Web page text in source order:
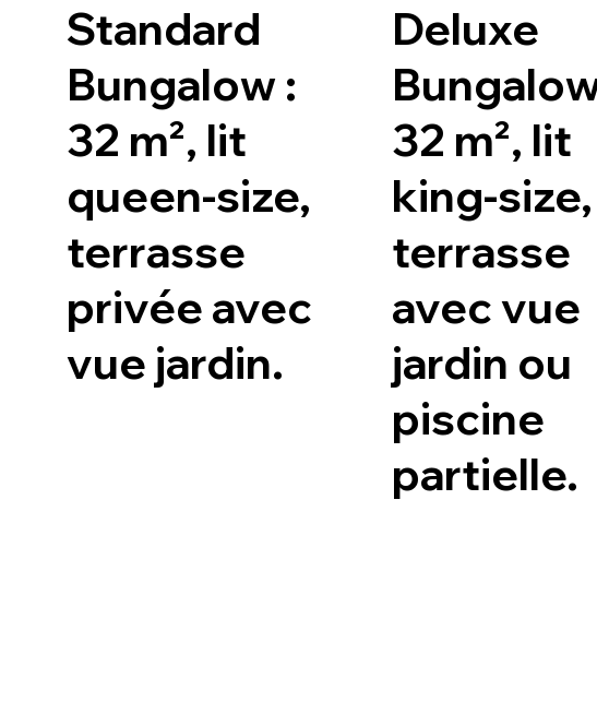
Standard
Bungalow :
32 m², lit
queen-size,
terrasse
privée avec
vue jardin.
Deluxe
32 m², lit
king-size,
terrasse
avec vue
jardin ou
piscine
partielle.